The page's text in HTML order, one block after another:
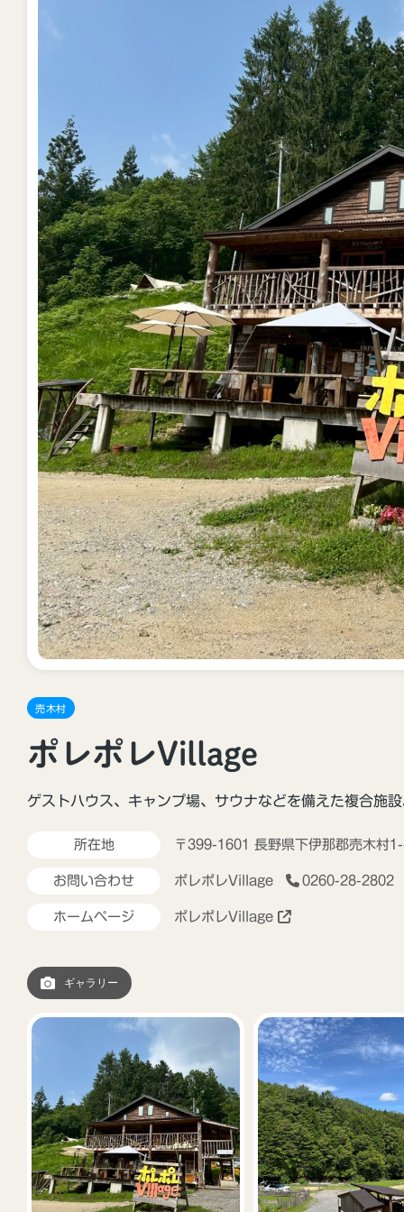
売木村
ポレポレVillage
ゲストハウス、キャンプ場、サウナなどを備えた複合施
所在地 〒399-1601 長野県下伊那郡売木村
お問い合わせ ポレポレVillage 0260-28-2802
ホームページ ポレポレVillage
ギャラリー
飯田市の観光Instagram「iida_photrip」
はじめました！